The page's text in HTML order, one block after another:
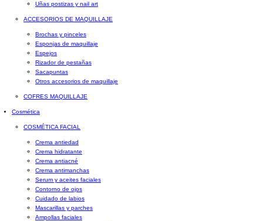
Uñas postizas y nail art
ACCESORIOS DE MAQUILLAJE
Brochas y pinceles
Esponjas de maquillaje
Espejos
Rizador de pestañas
Sacapuntas
Otros accesorios de maquillaje
COFRES MAQUILLAJE
Cosmética
COSMÉTICA FACIAL
Crema antiedad
Crema hidratante
Crema antiacné
Crema antimanchas
Serum y aceites faciales
Contorno de ojos
Cuidado de labios
Mascarillas y parches
Ampollas faciales